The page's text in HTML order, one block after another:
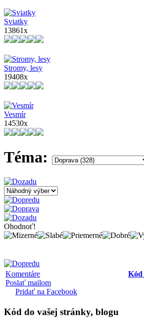
Sviatky
13861x
Stromy, lesy
19408x
Vesmír
14530x
Téma:
Ohodnoť!
Komentáre
Poslať mailom
Pridať na Facebook
Kód
Kód do vašej stránky, blogu